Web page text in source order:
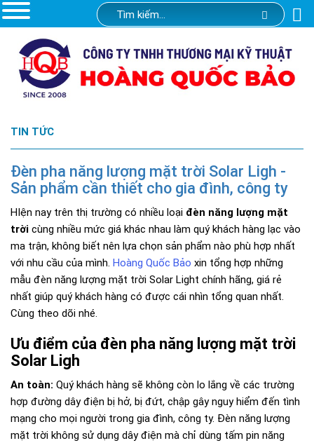
TIN TỨC
Đèn pha năng lượng mặt trời Solar Ligh -
Sản phẩm cần thiết cho gia đình, công ty
HIện nay trên thị trường có nhiều loại đèn năng lượng mặt
trời cùng nhiều mức giá khác nhau làm quý khách hàng lạc vào
ma trận, không biết nên lựa chọn sản phẩm nào phù hợp nhất
với nhu cầu của mình. Hoàng Quốc Bảo xin tổng hợp những
mẫu đèn năng lượng mặt trời Solar Light chính hãng, giá rẻ
nhất giúp quý khách hàng có được cái nhìn tổng quan nhất.
Cùng theo dõi nhé.
Ưu điểm của đèn pha năng lượng mặt trời
Solar Ligh
An toàn: Quý khách hàng sẽ không còn lo lắng về các trường
hợp đường dây điện bị hở, bị đứt, chập gây nguy hiểm đến tình
mạng cho mọi người trong gia đình, công ty. Đèn năng lượng
mặt trời không sử dụng dây điện mà chỉ dùng tấm pin năng